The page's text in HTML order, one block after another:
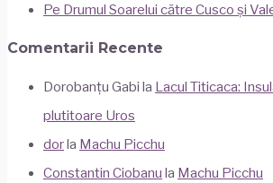
Pe Drumul Soarelui către Cusco și
Comentarii Recente
Dorobanțu Gabi la Lacul Titicaca:
plutitoare Uros
dorla Machu Picchu
Constantin Ciobanu la Machu Picchu